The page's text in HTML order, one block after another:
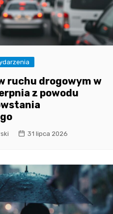
ruchu drogowym w
z powodu
31 lipca 2026